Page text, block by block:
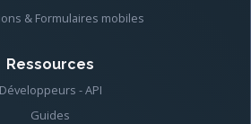
& Formulaires mobiles
Ressources
Développeurs - API
Guides